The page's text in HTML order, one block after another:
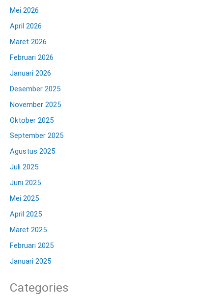
Mei 2026
April 2026
Maret 2026
Februari 2026
Januari 2026
Desember 2025
November 2025
Oktober 2025
September 2025
Agustus 2025
Juli 2025
Juni 2025
Mei 2025
April 2025
Maret 2025
Februari 2025
Januari 2025
Categories